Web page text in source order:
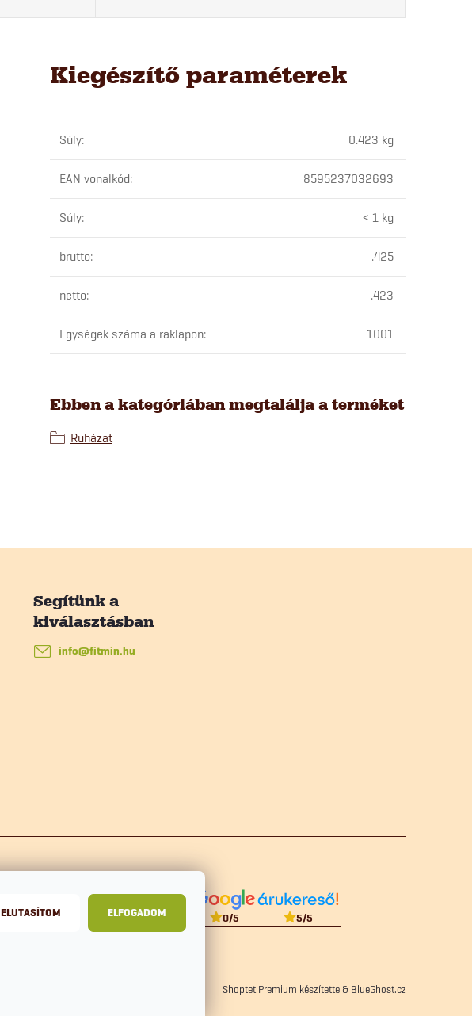
ELUTASÍTOM ELFOGADOM
Kiegészítő paraméterek
Súly: 0.423 kg
EAN vonalkód: 8595237032693
Súly: < 1 kg
brutto: .425
netto: .423
Egységek száma a raklapon: 1001
Ebben a kategóriában megtalálja a terméket
Ruházat
info@fitmin.hu
0/5 5/5
Shoptet Premium készítette & BlueGhost.cz